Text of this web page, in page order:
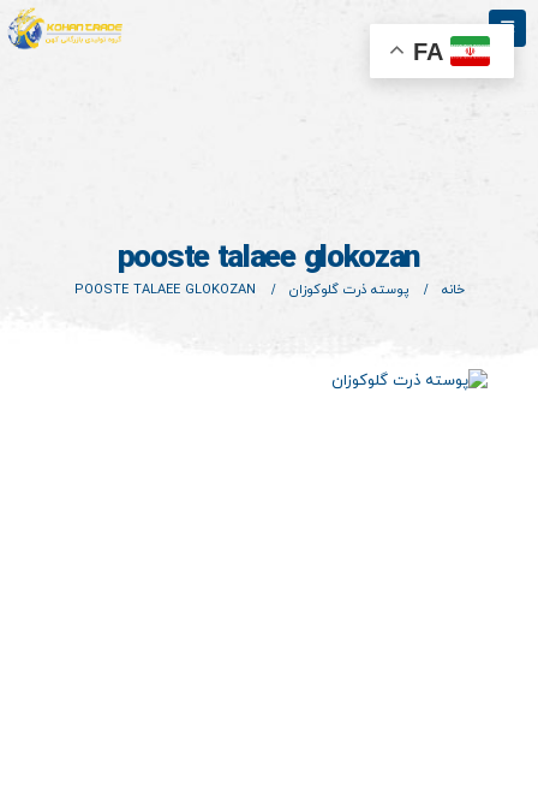
pooste talaee glokozan
خانه پوسته ذرت گلوکوزان POOSTE TALAEE GLOKOZAN
FA